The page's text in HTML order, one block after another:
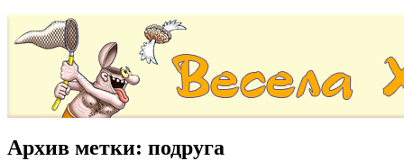
Архив метки: подруга